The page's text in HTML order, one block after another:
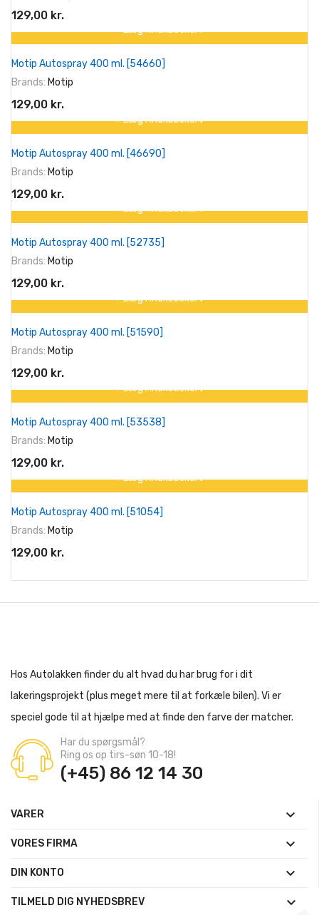
129,00 kr.
+ Læg I Indkøbskurv
Motip Autospray 400 ml. [54660]
Brands: Motip
129,00 kr.
+ Læg I Indkøbskurv
Motip Autospray 400 ml. [46690]
Brands: Motip
129,00 kr.
+ Læg I Indkøbskurv
Motip Autospray 400 ml. [52735]
Brands: Motip
129,00 kr.
+ Læg I Indkøbskurv
Motip Autospray 400 ml. [51590]
Brands: Motip
129,00 kr.
+ Læg I Indkøbskurv
Motip Autospray 400 ml. [53538]
Brands: Motip
129,00 kr.
+ Læg I Indkøbskurv
Motip Autospray 400 ml. [51054]
Brands: Motip
129,00 kr.
Hos Autolakken finder du alt hvad du har brug for i dit
lakeringsprojekt (plus meget mere til at forkæle bilen). Vi er
speciel gode til at hjælpe med at finde den farve der matcher.
Har du spørgsmål?
Ring os op tirs-søn 10-18!
(+45) 86 12 14 30
VARER 
VORES FIRMA 
DIN KONTO 
TILMELD DIG NYHEDSBREV 